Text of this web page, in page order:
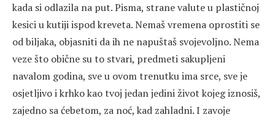
kada si odlazila na put. Pisma, strane valute u plastičnoj
kesici u kutiji ispod kreveta. Nemaš vremena oprostiti se
od biljaka, objasniti da ih ne napuštaš svojevoljno. Nema
veze što obične su to stvari, predmeti sakupljeni
navalom godina, sve u ovom trenutku ima srce, sve je
osjetljivo i krhko kao tvoj jedan jedini život kojeg iznosiš,
zajedno sa ćebetom, za noć, kad zahladni. I zavoje